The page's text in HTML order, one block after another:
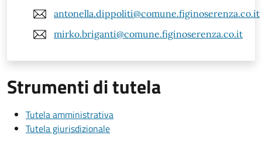
antonella.dippoliti@comune.figinoserenza.co.it
mirko.briganti@comune.figinoserenza.co.it
Strumenti di tutela
Tutela amministrativa
Tutela giurisdizionale